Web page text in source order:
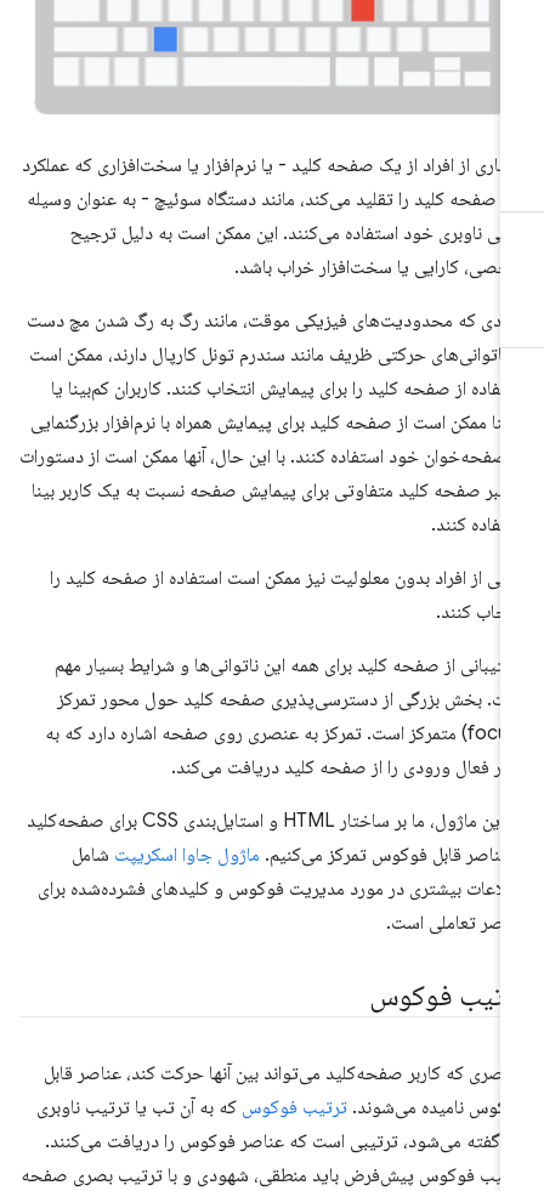
از افراد از یک صفحه کلید - یا نرم‌افزار یا سخت‌افزاری که عملکرد
صفحه کلید را تقلید می‌کند، مانند دستگاه سوئیچ - به عنوان وسیله
ناوبری خود استفاده می‌کنند. این ممکن است به دلیل ترجیح
کارایی یا سخت‌افزار خراب باشد.
که محدودیت‌های فیزیکی موقت، مانند رگ به رگ شدن مچ دست
ناتوانی‌های حرکتی ظریف مانند سندرم تونل کارپال دارند، ممکن است
از صفحه کلید را برای پیمایش انتخاب کنند. کاربران کم‌بینا یا
ممکن است از صفحه کلید برای پیمایش همراه با نرم‌افزار بزرگنمایی
صفحه‌خوان خود استفاده کنند. با این حال، آنها ممکن است از دستورات
صفحه کلید متفاوتی برای پیمایش صفحه نسبت به یک کاربر بینا
کنند.
از افراد بدون معلولیت نیز ممکن است استفاده از صفحه کلید را
کنند.
از صفحه کلید برای همه این ناتوانی‌ها و شرایط بسیار مهم
بخش بزرگی از دسترسی‌پذیری صفحه کلید حول محور تمرکز
(focus) متمرکز است. تمرکز به عنصری روی صفحه اشاره دارد که به
فعال ورودی را از صفحه کلید دریافت می‌کند.
در این ماژول، ما بر ساختار HTML و استایل‌بندی CSS برای صفحه‌کلید
قابل فوکوس تمرکز می‌کنیم.ماژول جاوا اسکریپت شامل
بیشتری در مورد مدیریت فوکوس و کلیدهای فشرده‌شده برای
تعاملی است.
فوکوس
که کاربر صفحه‌کلید می‌تواند بین آنها حرکت کند، عناصر قابل
نامیده می‌شوند.ترتیب فوکوسکه به آن تب یا ترتیب ناوبری
گفته می‌شود، ترتیبی است که عناصر فوکوس را دریافت می‌کنند.
فوکوس پیش‌فرض باید منطقی، شهودی و با ترتیب بصری صفحه